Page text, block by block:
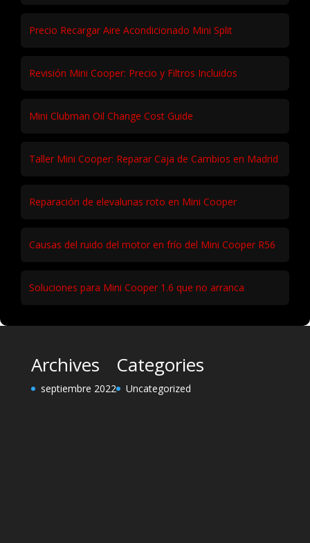
Precio Recargar Aire Acondicionado Mini Split
Revisión Mini Cooper: Precio y Filtros Incluidos
Mini Clubman Oil Change Cost Guide
Taller Mini Cooper: Reparar Caja de Cambios en Madrid
Reparación de elevalunas roto en Mini Cooper
Causas del ruido del motor en frío del Mini Cooper R56
Soluciones para Mini Cooper 1.6 que no arranca
Archives
septiembre 2022
Categories
Uncategorized